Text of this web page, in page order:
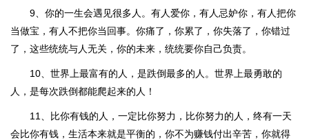
9、你的一生会遇见很多人。有人爱你，有人忌妒你，有人把你
当做宝，有人不把你当回事。你痛了，你累了，你失落了，你错过
了，这些统统与人无关，你的未来，统统要你自己负责。
10、世界上最富有的人，是跌倒最多的人。世界上最勇敢的
人，是每次跌倒都能爬起来的人！
11、比你有钱的人，一定比你努力，比你努力的人，终有一天
会比你有钱，生活本来就是平衡的，你不为赚钱付出辛苦，你就得